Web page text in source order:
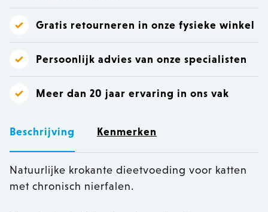
Gratis retourneren in onze fysieke winkel
Persoonlijk advies van onze specialisten
Meer dan 20 jaar ervaring in ons vak
Beschrijving Kenmerken
Natuurlijke krokante dieetvoeding voor katten
met chronisch nierfalen.